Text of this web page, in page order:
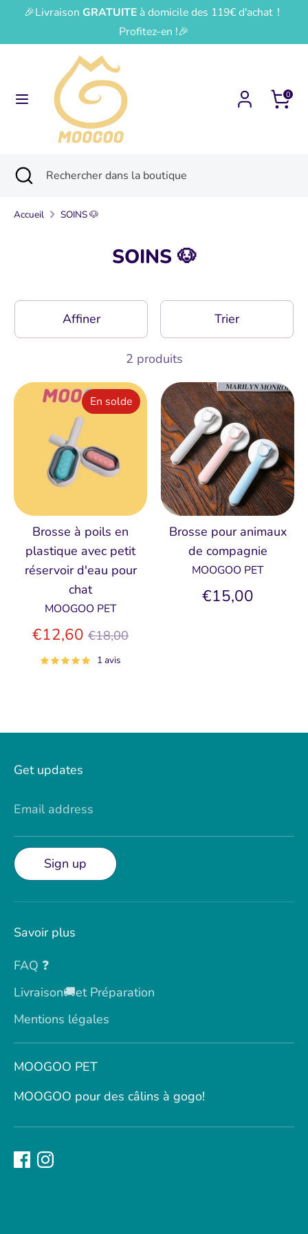
Passer
contenu
🎉Livraison GRATUITE à domicile des 119€ d'achat！
Profitez-en !🎉
0
Français
RechercheRechercher
dans
boutique
RechercheRechercher
la
Fermer
recherche
Accueil SOINS 🐶
SOINS 🐶
Affiner Trier
2 produits
Brosse à poils en
plastique avec petit
réservoir d'eau pour
chat
MOOGOO PET
€12,60 Prix
régulier
€18,00
En solde
1 avis
Brosse pour animaux
de compagnie
MOOGOO PET
€15,00
Get updates
Email address
Sign up
Savoir plus
FAQ ❓
Livraison🚚et Préparation
Mentions légales
MOOGOO PET
MOOGOO pour des câlins à gogo!